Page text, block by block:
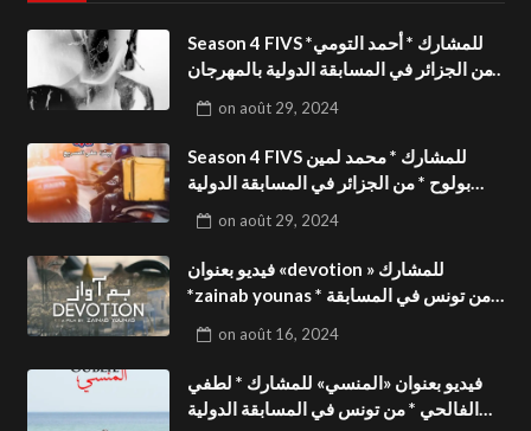
Season 4 FIVS للمشارك * أحمد التومي*
من الجزائر في المسابقة الدولية بالمهرجان
»فيديو بعنوان
on août 29, 2024
Season 4 FIVS للمشارك * محمد لمين
بولوح * من الجزائر في المسابقة الدولية
بالمهرجان الدولي للفيدوهات
on août 29, 2024
فيديو بعنوان «devotion » للمشارك
*zainab younas * من تونس في المسابقة
التوعوية Season 4 FIVS
on août 16, 2024
فيديو بعنوان «المنسي» للمشارك * لطفي
الفالحي * من تونس في المسابقة الدولية